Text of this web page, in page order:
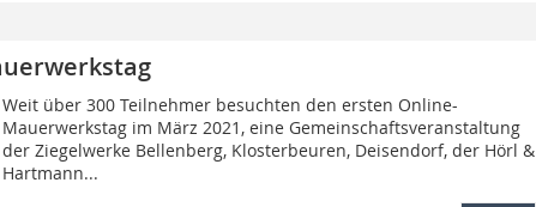
Weit über 300 Teilnehmer besuchten den ersten Online-
Mauerwerkstag im März 2021, eine Gemeinschaftsveranstaltung
der Ziegelwerke Bellenberg, Klosterbeuren, Deisendorf, der Hörl &
Hartmann...